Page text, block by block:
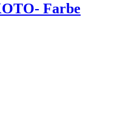
Farbe